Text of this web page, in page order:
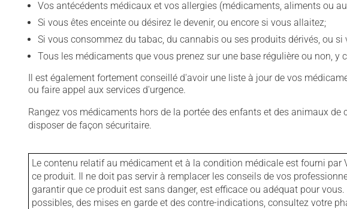
Vos antécédents médicaux et vos allergies (médicaments, aliments ou
Si vous êtes enceinte ou désirez le devenir, ou encore si vous allaitez;
Si vous consommez du tabac, du cannabis ou ses produits dérivés, ou
Tous les médicaments que vous prenez sur une base régulière ou non,
Il est également fortement conseillé d'avoir une liste à jour de vos
ou faire appel aux services d'urgence.
Rangez vos médicaments hors de la portée des enfants et des animaux
disposer de façon sécuritaire.
Le contenu relatif au médicament et à la condition médicale est fourni
ce produit. Il ne doit pas servir à remplacer les conseils de vos
garantir que ce produit est sans danger, est efficace ou adéquat pour
possibles, des mises en garde et des contre-indications, consultez votre